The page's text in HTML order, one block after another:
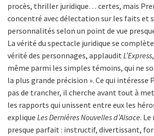
procès, thriller juridique… certes, mais
concentré avec délectation sur les faits et
personnalités selon un point de vue
La vérité du spectacle juridique se
vérité des personnages, applaudit L’Express
même parmi les simples témoins, qui ne
la plus grande précision ». Ce qui intéresse
pas de trancher, il cherche avant tout à
les rapports qui unissent entre eux les
explique Les Dernières Nouvelles d’Alsace.
presque parfait : instructif, divertissant,